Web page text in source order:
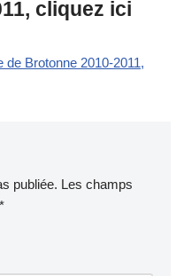
cliquez ici
Brotonne 2010-2011,
publiée. Les champs
*